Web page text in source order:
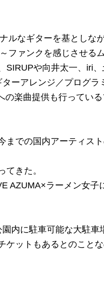
ルなギターを基としな
ファンクを感じさせる
や向井太一、iri、
ーアレンジ／プログラ
の楽曲提供も行ってい
までの国内アーティス
きた。
AZUMA×ラーメン女子
内に駐車可能な大駐車
ケットもあるとのこと